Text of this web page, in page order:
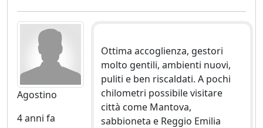
Agostino
4 anni fa
Ottima accoglienza, gestori
molto gentili, ambienti nuovi,
puliti e ben riscaldati. A pochi
chilometri possibile visitare
città come Mantova,
sabbioneta e Reggio Emilia